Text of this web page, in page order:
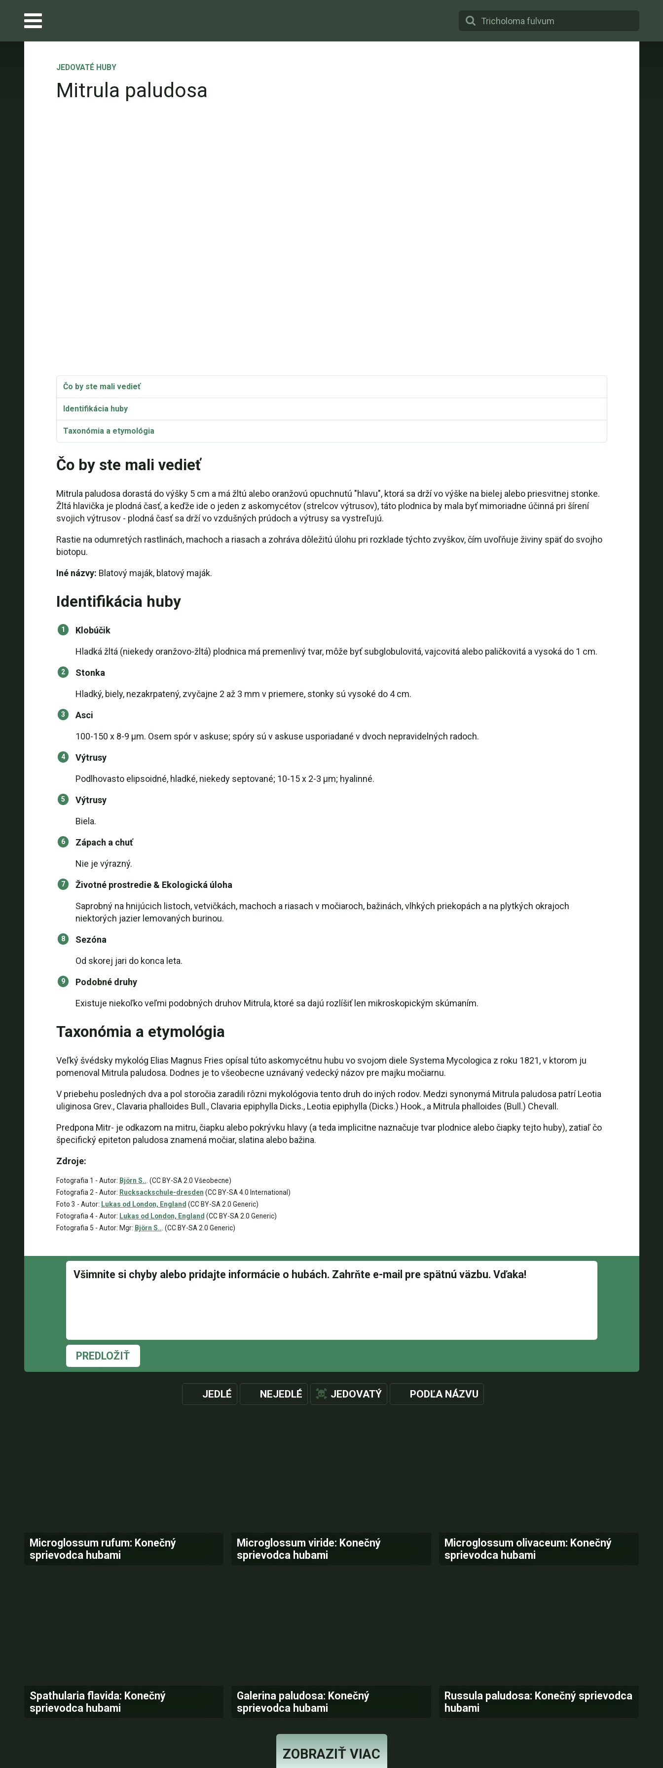
JEDOVATÉ HUBY
Mitrula paludosa
Čo by ste mali vedieť
Identifikácia huby
Taxonómia a etymológia
Čo by ste mali vedieť
Mitrula paludosa dorastá do výšky 5 cm a má žltú alebo oranžovú opuchnutú "hlavu", ktorá sa drží vo výške na bielej alebo priesvitnej stonke.
Žltá hlavička je plodná časť, a keďže ide o jeden z askomycétov (strelcov výtrusov), táto plodnica by mala byť mimoriadne účinná pri šírení
svojich výtrusov - plodná časť sa drží vo vzdušných prúdoch a výtrusy sa vystreľujú.
Rastie na odumretých rastlinách, machoch a riasach a zohráva dôležitú úlohu pri rozklade týchto zvyškov, čím uvoľňuje živiny späť do svojho
biotopu.
Iné názvy: Blatový maják, blatový maják.
Identifikácia huby
Klobúčik
Hladká žltá (niekedy oranžovo-žltá) plodnica má premenlivý tvar, môže byť subglobulovitá, vajcovitá alebo paličkovitá a vysoká do 1 cm.
Stonka
Hladký, biely, nezakrpatený, zvyčajne 2 až 3 mm v priemere, stonky sú vysoké do 4 cm.
Asci
100-150 x 8-9 µm. Osem spór v askuse; spóry sú v askuse usporiadané v dvoch nepravidelných radoch.
Výtrusy
Podlhovasto elipsoidné, hladké, niekedy septované; 10-15 x 2-3 µm; hyalinné.
Výtrusy
Biela.
Zápach a chuť
Nie je výrazný.
Životné prostredie & Ekologická úloha
Saprobný na hnijúcich listoch, vetvičkách, machoch a riasach v močiaroch, bažinách, vlhkých priekopách a na plytkých okrajoch
niektorých jazier lemovaných burinou.
Sezóna
Od skorej jari do konca leta.
Podobné druhy
Existuje niekoľko veľmi podobných druhov Mitrula, ktoré sa dajú rozlíšiť len mikroskopickým skúmaním.
Taxonómia a etymológia
Veľký švédsky mykológ Elias Magnus Fries opísal túto askomycétnu hubu vo svojom diele Systema Mycologica z roku 1821, v ktorom ju
pomenoval Mitrula paludosa. Dodnes je to všeobecne uznávaný vedecký názov pre majku močiarnu.
V priebehu posledných dva a pol storočia zaradili rôzni mykológovia tento druh do iných rodov. Medzi synonymá Mitrula paludosa patrí Leotia
uliginosa Grev., Clavaria phalloides Bull., Clavaria epiphylla Dicks., Leotia epiphylla (Dicks.) Hook., a Mitrula phalloides (Bull.) Chevall.
Predpona Mitr- je odkazom na mitru, čiapku alebo pokrývku hlavy (a teda implicitne naznačuje tvar plodnice alebo čiapky tejto huby), zatiaľ čo
špecifický epiteton paludosa znamená močiar, slatina alebo bažina.
Zdroje:
Fotografia 1 - Autor: Björn S.. . (CC BY-SA 2.0 Všeobecne)
Fotografia 2 - Autor: Rucksackschule-dresden (CC BY-SA 4.0 International)
Foto 3 - Autor: Lukas od London, England (CC BY-SA 2.0 Generic)
Fotografia 4 - Autor: Lukas od London, England (CC BY-SA 2.0 Generic)
Fotografia 5 - Autor: Mgr: Björn S.. . (CC BY-SA 2.0 Generic)
PREDLOŽIŤ
JEDLÉ NEJEDLÉ JEDOVATÝ PODĽA NÁZVU
Microglossum rufum: Konečný
sprievodca hubami
Microglossum viride: Konečný
sprievodca hubami
Microglossum olivaceum: Konečný
sprievodca hubami
Spathularia flavida: Konečný
sprievodca hubami
Galerina paludosa: Konečný
sprievodca hubami
Russula paludosa: Konečný sprievodca
hubami
ZOBRAZIŤ VIAC